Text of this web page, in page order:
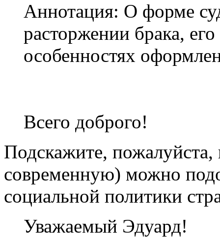
Аннотация: О форме
расторжении брака,
особенностях
Всего доброго!
Подскажите, пожалуйста,
современную) можно
социальной политики
Уважаемый Эдуард!